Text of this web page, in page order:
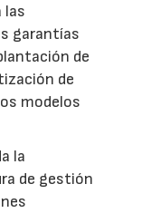
las
garantías
de
de
modelos
la
de gestión